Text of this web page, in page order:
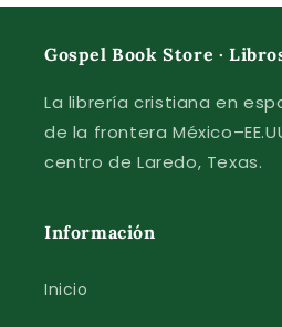
Gospel Book Store ·
La librería cristiana en
de la frontera
centro de Laredo, Texas.
Información
Inicio